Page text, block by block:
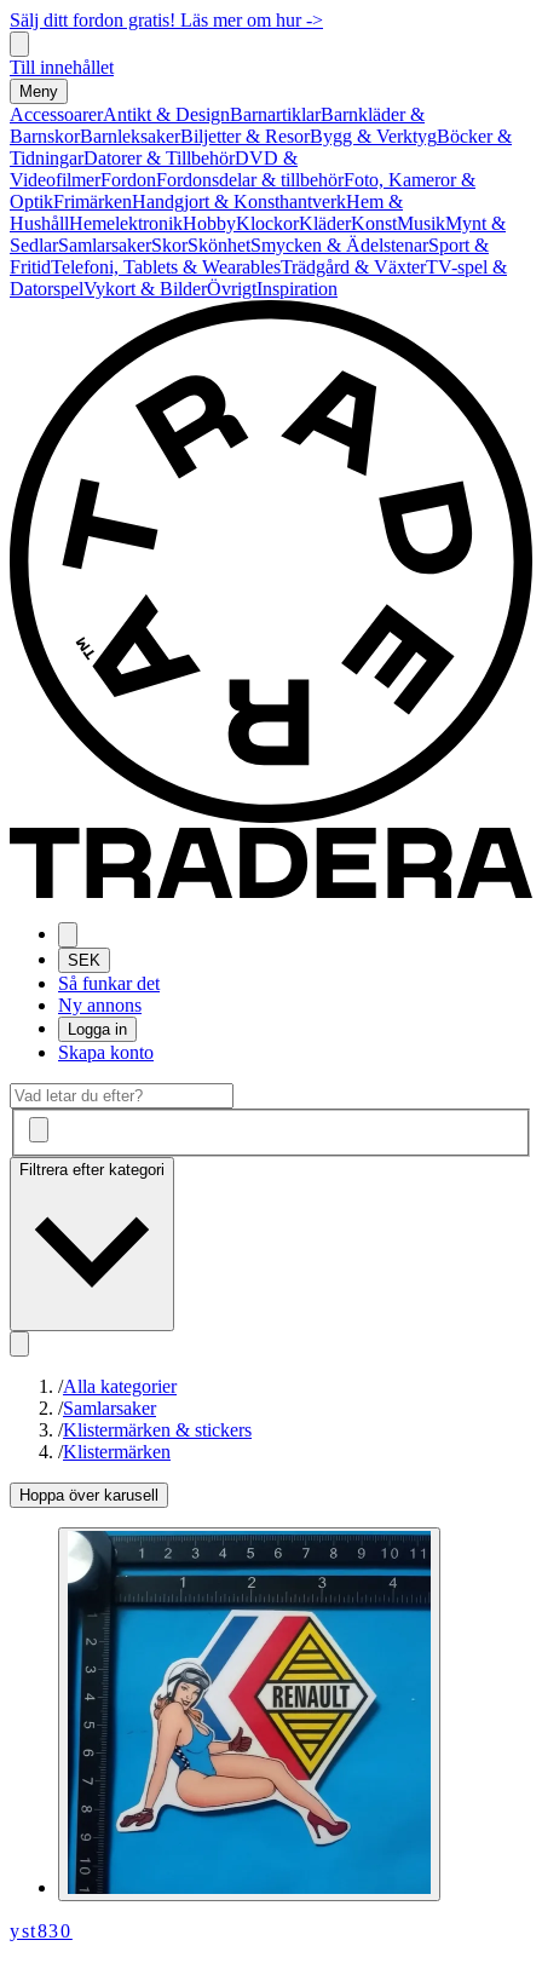
Sälj ditt fordon gratis! Läs mer om hur ->
Till innehållet
Meny
AccessoarerAntikt & DesignBarnartiklarBarnkläder &
BarnskorBarnleksakerBiljetter & ResorBygg & VerktygBöcker &
TidningarDatorer & TillbehörDVD &
VideofilmerFordonFordonsdelar & tillbehörFoto, Kameror &
OptikFrimärkenHandgjort & KonsthantverkHem &
HushållHemelektronikHobbyKlockorKläderKonstMusikMynt &
SedlarSamlarsakerSkorSkönhetSmycken & ÄdelstenarSport &
FritidTelefoni, Tablets & WearablesTrädgård & VäxterTV-spel &
DatorspelVykort & BilderÖvrigtInspiration
SEK
Så funkar det
Ny annons
Logga in
Skapa konto
Filtrera efter kategori
/Alla kategorier
/Samlarsaker
/Klistermärken & stickers
/Klistermärken
Hoppa över karusell
yst830